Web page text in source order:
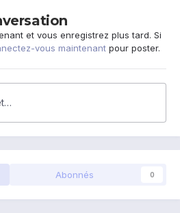
et vous enregistrez plus tard. Si
vous maintenant pour poster.
Abonnés 0